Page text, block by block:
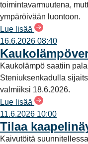
toimintavarmuutena,
ympäröivään luontoon.
Lue lisää
16.6.2026 08:40
Kaukolämpö saatiin
Steniuksenkadulla
valmiiksi 18.6.2026.
Lue lisää
11.6.2026 10:00
Tilaa
Kaivutöitä